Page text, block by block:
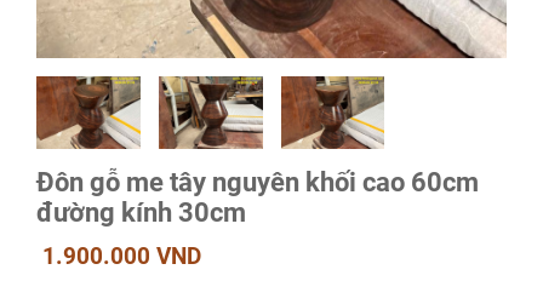
Đôn gỗ me tây nguyên khối cao 60cm
đường kính 30cm
1.900.000 VND